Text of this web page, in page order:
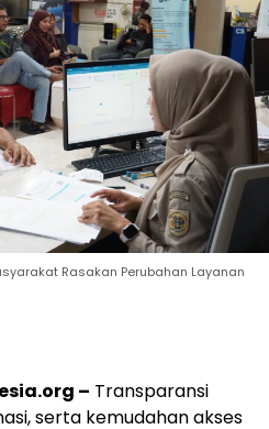
Rasakan Perubahan Layanan
– Transparansi
serta kemudahan akses